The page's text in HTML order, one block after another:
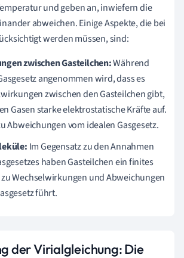
und geben an, inwiefern die
abweichen. Einige Aspekte, die bei
werden müssen, sind:
zwischen Gasteilchen:Während
angenommen wird, dass es
zwischen den Gasteilchen gibt,
Gasen starke elektrostatische Kräfte auf.
Abweichungen vom idealen Gasgesetz.
Im Gegensatz zu den Annahmen
haben Gasteilchen ein finites
Wechselwirkungen und Abweichungen
führt.
der Virialgleichung: Die